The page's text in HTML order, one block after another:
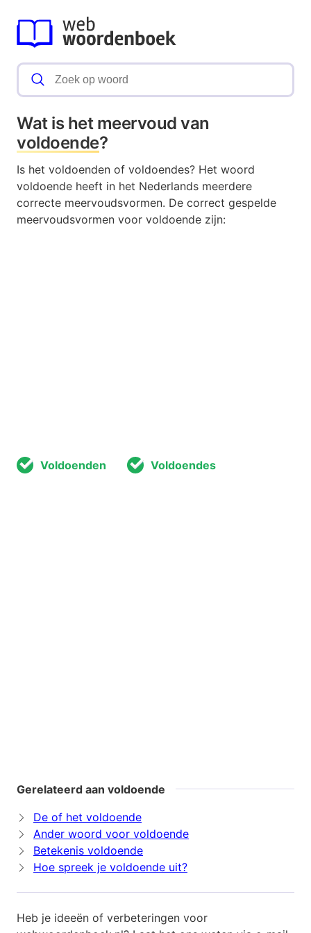
Wat is het meervoud van
voldoende?
Is het voldoenden of voldoendes? Het woord
voldoende heeft in het Nederlands meerdere
correcte meervoudsvormen. De correct gespelde
meervoudsvormen voor voldoende zijn:
Voldoenden Voldoendes
Gerelateerd aan voldoende
De of het voldoende
Ander woord voor voldoende
Betekenis voldoende
Hoe spreek je voldoende uit?
Heb je ideeën of verbeteringen voor